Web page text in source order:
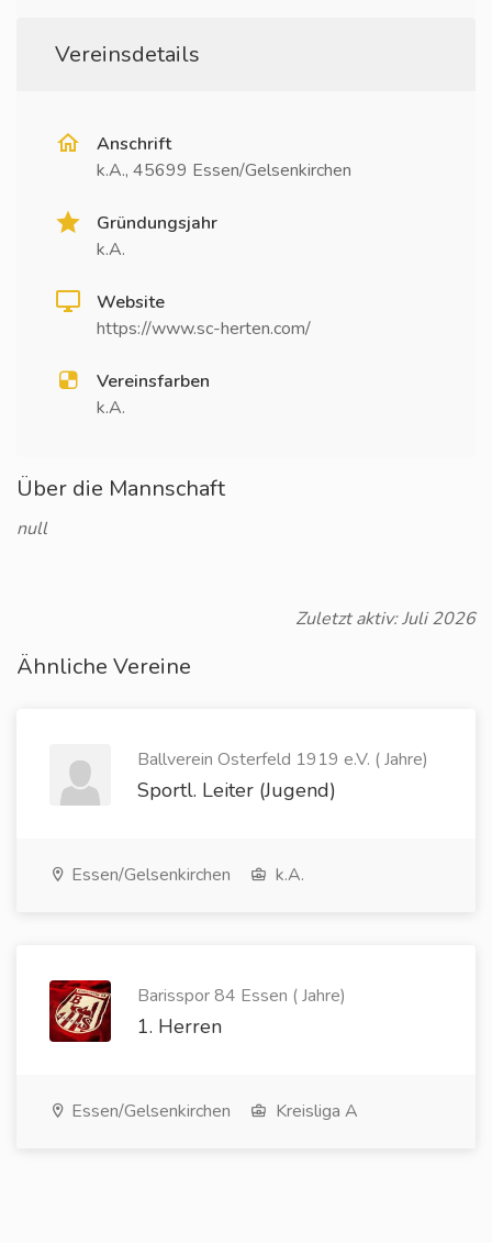
Vereinsdetails
Anschrift
k.A., 45699 Essen/Gelsenkirchen
Gründungsjahr
k.A.
Website
https://www.sc-herten.com/
Vereinsfarben
k.A.
Über die Mannschaft
null
Zuletzt aktiv: Juli 2026
Ähnliche Vereine
Ballverein Osterfeld 1919 e.V. ( Jahre)
Sportl. Leiter (Jugend)
Essen/Gelsenkirchen k.A.
Barisspor 84 Essen ( Jahre)
1. Herren
Essen/Gelsenkirchen Kreisliga A